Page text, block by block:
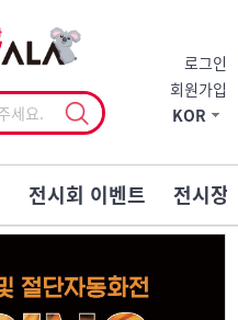
로그인
회원가입
KOR
전시회 이벤트 전시장